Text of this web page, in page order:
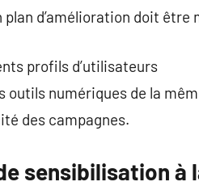
d’amélioration doit être
profils d’utilisateurs
outils numériques de la
des campagnes.
sensibilisation